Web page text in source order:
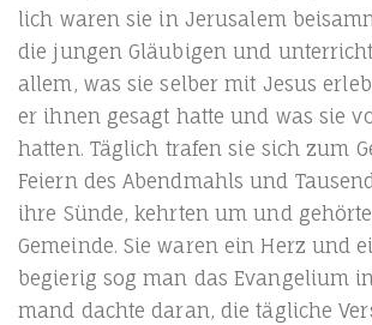
lich waren sie in Jeru­sa­lem
die jun­gen Gläu­bi­gen und
allem, was sie sel­ber mit Jesus
er ihnen gesagt hat­te und was sie
hat­ten. Täg­lich tra­fen sie sich zum
Fei­ern des Abend­mahls und
ihre Sün­de, kehr­ten um und
Gemein­de. Sie waren ein Herz und
be­gie­rig sog man das Evan­ge­li­um
mand dach­te dar­an, die täg­li­che